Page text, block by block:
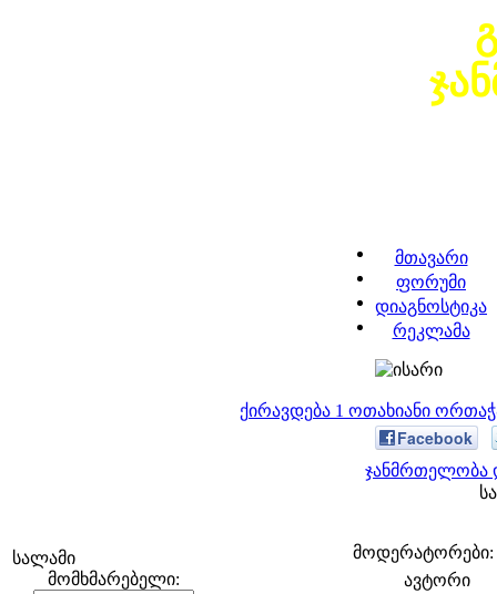
მთავარი
ფორუმი
დიაგნოსტიკა
რეკლამა
ქირავდება 1 ოთახიანი
სალამი
მომხმარებელი:
Facebook
ჯანმრთელობა
მოდერატორები:
ავტორი